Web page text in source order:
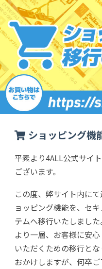
ショッピング機
平素より4ALL公式サイ
ございます。
この度、弊サイト内に
ョッピング機能を、セ
テムへ移行いたしました
より一層、お客様に安
いただくための移行と
おかけしますが、何卒